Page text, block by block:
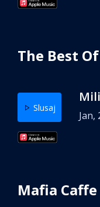
The Best
Slusaj
Jan,
Mafia Caffe